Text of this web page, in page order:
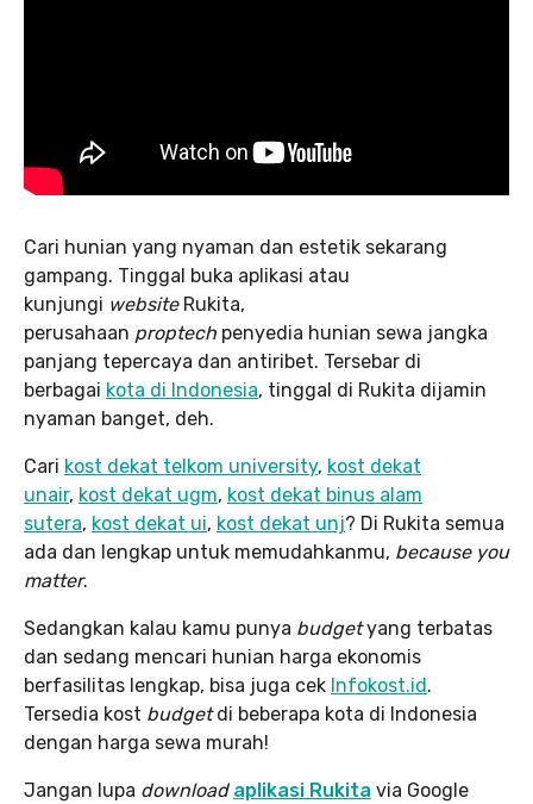
Cari hunian yang nyaman dan estetik sekarang
gampang. Tinggal buka aplikasi atau
kunjungi websiteRukita,
perusahaan proptech penyedia hunian sewa jangka
panjang tepercaya dan antiribet. Tersebar di
berbagai kota di Indonesia, tinggal di Rukita dijamin
nyaman banget, deh.
Cari kost dekat telkom university, kost dekat
unair, kost dekat ugm, kost dekat binus alam
sutera, kost dekat ui, kost dekat unj? Di Rukita semua
ada dan lengkap untuk memudahkanmu, because you
matter.
Sedangkan kalau kamu punya budgetyang terbatas
dan sedang mencari hunian harga ekonomis
berfasilitas lengkap, bisa juga cek Infokost.id .
Tersedia kost budgetdi beberapa kota di Indonesia
dengan harga sewa murah!
Jangan lupa download aplikasi Rukita via Google